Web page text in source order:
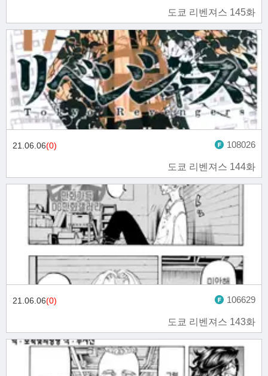
도쿄 리벤져스 145화
도쿄 리벤져스 144화
21.06.06(0) 108026
도쿄 리벤져스 143화
21.06.06(0) 106629